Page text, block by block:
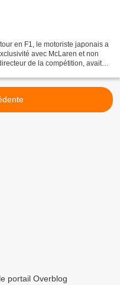
en F1, le motoriste japonais a
avec McLaren et non
de la compétition, avait
portail Overblog